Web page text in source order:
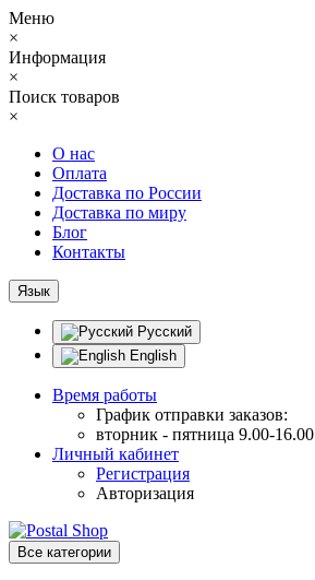
Меню
×
Информация
×
Поиск товаров
×
О нас
Оплата
Доставка по России
Доставка по миру
Блог
Контакты
Язык
Русский
English
Время работы
График отправки заказов:
вторник - пятница 9.00-16.00
Личный кабинет
Регистрация
Авторизация
Все категории